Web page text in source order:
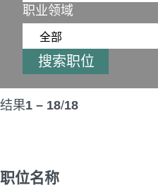
职业领域
结果1 – 18/18
职位名称